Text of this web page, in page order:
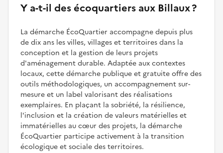
Y a-t-il des écoquartiers aux Billaux ?
La démarche ÉcoQuartier accompagne depuis plus
de dix ans les villes, villages et territoires dans la
conception et la gestion de leurs projets
d'aménagement durable. Adaptée aux contextes
locaux, cette démarche publique et gratuite offre des
outils méthodologiques, un accompagnement sur-
mesure et un label valorisant des réalisations
exemplaires. En plaçant la sobriété, la résilience,
l'inclusion et la création de valeurs matérielles et
immatérielles au cœur des projets, la démarche
ÉcoQuartier participe activement à la transition
écologique et sociale des territoires.